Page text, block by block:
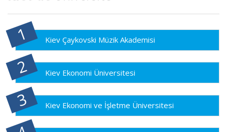
Kiev Çaykovski Müzik Akademisi
Kiev Ekonomi Üniversitesi
Kiev Ekonomi ve İşletme Üniversitesi